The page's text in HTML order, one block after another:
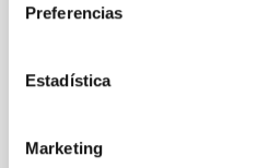
Preferencias
Estadística
Marketing
The impact of Active
While the influence of
(AGN) winds, particularly